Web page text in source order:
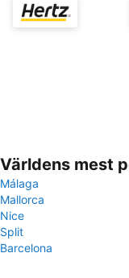
Världens mest
Málaga
Mallorca
Nice
Split
Barcelona